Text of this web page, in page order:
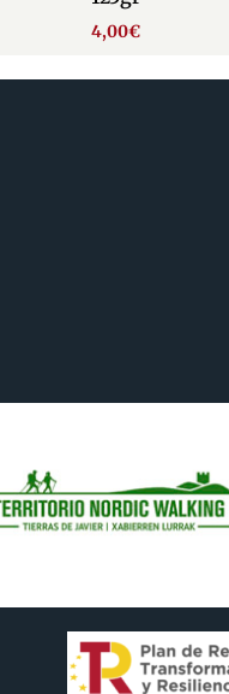
4,00€